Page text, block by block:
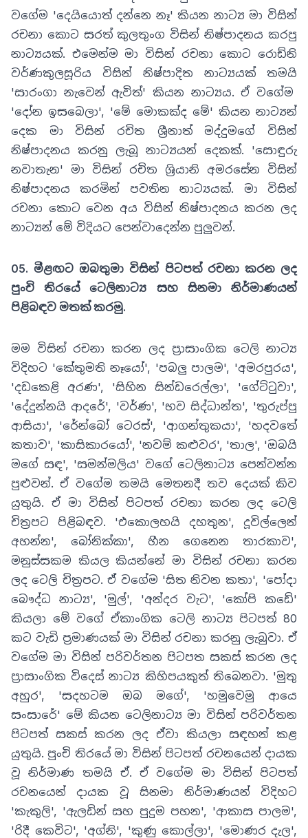
වගේම 'දෙයියොත් දන්නෙ නෑ' කියන නාට්‍ය මා විසින්
රචනා කොට සරත් කුලතුංග විසින් නිෂ්පාදනය කරපු
නාට්‍යයක්. එමෙන්ම මා විසින් රචනා කොට රොඩ්නි
වර්ණකුලසූරිය විසින් නිෂ්පාදිත නාට්‍යයක් තමයි
'සාරංගා නැවෙන් ඇවිත්' කියන නාට්‍යය. ඒ වගේම
'දෝන ඉසබෙලා', 'මේ මොකක්ද මේ' කියන නාට්‍යන්
දෙක මා විසින් රචිත ශ්‍රීනාත් මද්දුමගේ විසින්
නිෂ්පාදනය කරනු ලැබූ නාට්‍යයන් දෙකක්. 'සොඳුරු
නවාතැන' මා විසින් රචිත ශ්‍රියානි අමරසේන විසින්
නිෂ්පාදනය කරමින් පවතින නාට්‍යයක්. මා විසින්
රචනා කොට වෙන අය විසින් නිෂ්පාදනය කරන ලද
නාට්‍යන් මේ විදියට පෙන්වාදෙන්න පුලුවන්.
05. මීළඟට ඔබතුමා විසින් පිටපත් රචනා කරන ලද
පුංචි තිරයේ ටෙලිනාට්‍ය සහ සිනමා නිර්මාණයන්
පිළිබඳව මතක් කරමු.
මම විසින් රචනා කරන ලද ප්‍රාසාංගික ටෙලි නාට්‍ය
විදිහට 'කේතුමති නෑයෝ', 'පබලු පාලම', 'අමරපුරය',
'දඩකෙළි අරණ', 'සිහින සින්ඩරෙල්ලා', 'ගේට්ටුවා',
'දේදුන්නයි ආදරේ', 'වර්ණ', 'භව සිද්ධාන්ත', 'තුරුප්පු
ආසියා', 'රේන්බෝ ටෙරස්', 'ආගන්තුකයා', 'හදවතේ
කතාව', 'කාසිකාරයෝ', 'නවම් කළුවර', 'තාල', 'ඔබයි
මගේ සඳ', 'සමන්මලිය' වගේ ටෙලිනාට්‍ය පෙන්වන්න
පුළුවන්. ඒ වගේම තමයි මෙතනදී තව දෙයක් කිව
යුතුයි. ඒ මා විසින් පිටපත් රචනා කරන ලද ටෙලි
චිත්‍රපට පිළිබඳව. 'එකොලහයි දහතුන', දූවිල්ලෙන්
අහන්න', බෝනික්කා', හීන ගෙනෙන තාරකාව',
මනුස්සකම කියල කියන්නේ මා විසින් රචනා කරන
ලද ටෙලි චිත්‍රපට. ඒ වගේම 'සිත නිවන කතා', 'පෝදා
බෞද්ධ නාට්‍ය', 'මුල්', 'අන්දර වැට', 'කෝපි කඩේ'
කියලා මේ වගේ ඒකාංගික ටෙලි නාට්‍ය පිටපත් 80
කට වැඩි ප්‍රමාණයක් මා විසින් රචනා කරනු ලැබුවා. ඒ
වගේම මා විසින් පරිවර්තන පිටපත සකස් කරන ලද
ප්‍රාසාංගික විදෙස් නාට්‍ය කිහිපයකුත් තිබෙනවා. 'මුතු
අහුර', 'සදහටම ඔබ මගේ', 'හමුවෙමු ආයෙ
සංසාරේ' මේ කියන ටෙලිනාට්‍ය මා විසින් පරිවර්තන
පිටපත් සකස් කරන ලද ඒවා කියලා සඳහන් කළ
යුතුයි. පුංචි තිරයේ මා විසින් පිටපත් රචනයෙන් දායක
වූ නිර්මාණ තමයි ඒ. ඒ වගේම මා විසින් පිටපත්
රචනයෙන් දායක වූ සිනමා නිර්මාණයන් විදිහට
'කැකුලි', 'ඇලඩින් සහ පුදුම පහන', 'ආකාස පාලම',
'රිදී කෙවිට', 'අග්නි', 'කුණු කොල්ලා', 'මොණර දැල',